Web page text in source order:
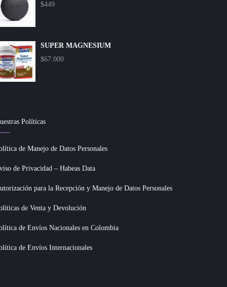
$449
SUPER MAGNESIUM
$67.000
Políticas
de Manejo de Datos Personales
de Privacidad – Habeas Data
para la Recepción y Manejo de Datos Personales
de Venta y Devolución
de Envíos Nacionales en Colombia
de Envíos Internacionales